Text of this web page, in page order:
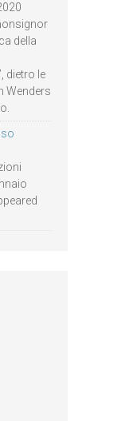
della
dietro le
Wenders